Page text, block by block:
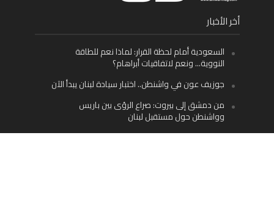
أخر الأخبار
السعودية أمام لحظة القرار: لماذا نعم للطاقة
النووية… ونعم لاتفاقيات أبراهام؟
جوزيف عون في واشنطن.. اختبار سيادة لبنان يبدأ الآن
من دمشق إلى بيروت: صراع الرؤى بين باريس
وواشنطن حول مستقبل لبنان
اليسار اللبناني «اليقظ» وسيادة الدولة: لماذا يُعدّ نزع